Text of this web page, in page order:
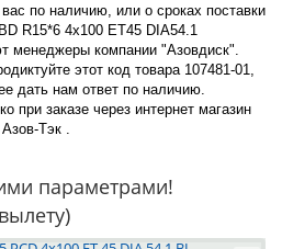
по наличию, или о сроках поставки
R15*6 4x100 ET45 DIA54.1
менеджеры компании "Азовдиск".
этот код товара 107481-01,
дать нам ответ по наличию.
при заказе через интернет магазин
Азов-Тэк .
параметрами!